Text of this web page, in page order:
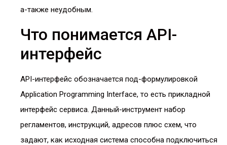
а-также неудобным.
Что понимается API-
интерфейс
API-интерфейс обозначается под-формулировкой
Application Programming Interface, то есть прикладной
интерфейс сервиса. Данный-инструмент набор
регламентов, инструкций, адресов плюс схем, что
задают, как исходная система способна подключиться